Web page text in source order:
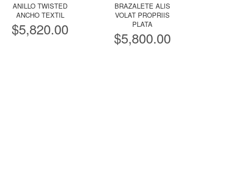
ANILLO TWISTED
ANCHO TEXTIL
$5,820.00
BRAZALETE ALIS
VOLAT PROPRIIS
PLATA
$5,800.00